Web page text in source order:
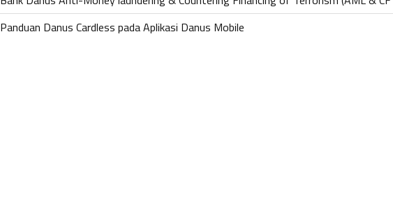
Panduan Danus Cardless pada Aplikasi Danus Mobile